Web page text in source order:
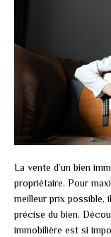
La vente d’un bien
propriétaire. Pour
meilleur prix possible,
précise du bien.
immobilière est si